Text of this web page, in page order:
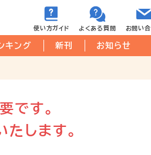
使い方ガイド よくある質問 お問い
キング 新刊 お知らせ
です。
します。